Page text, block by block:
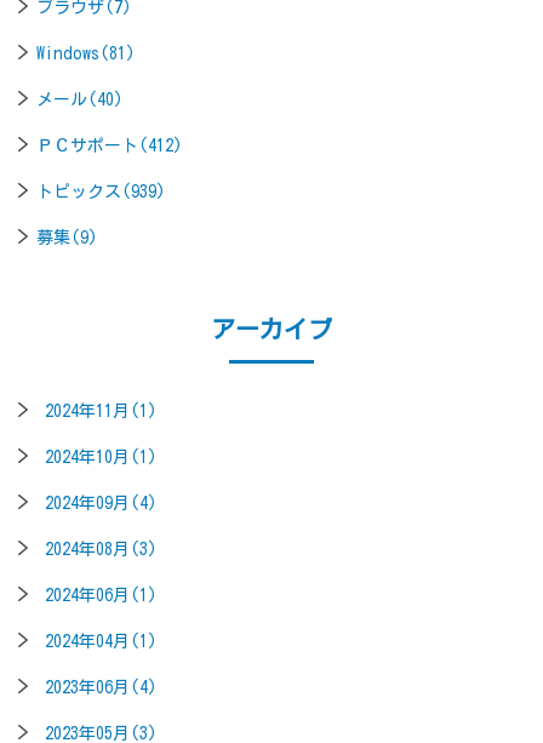
ブラウザ(7)
Windows(81)
メール(40)
ＰＣサポート(412)
トピックス(939)
募集(9)
アーカイブ
2024年11月(1)
2024年10月(1)
2024年09月(4)
2024年08月(3)
2024年06月(1)
2024年04月(1)
2023年06月(4)
2023年05月(3)